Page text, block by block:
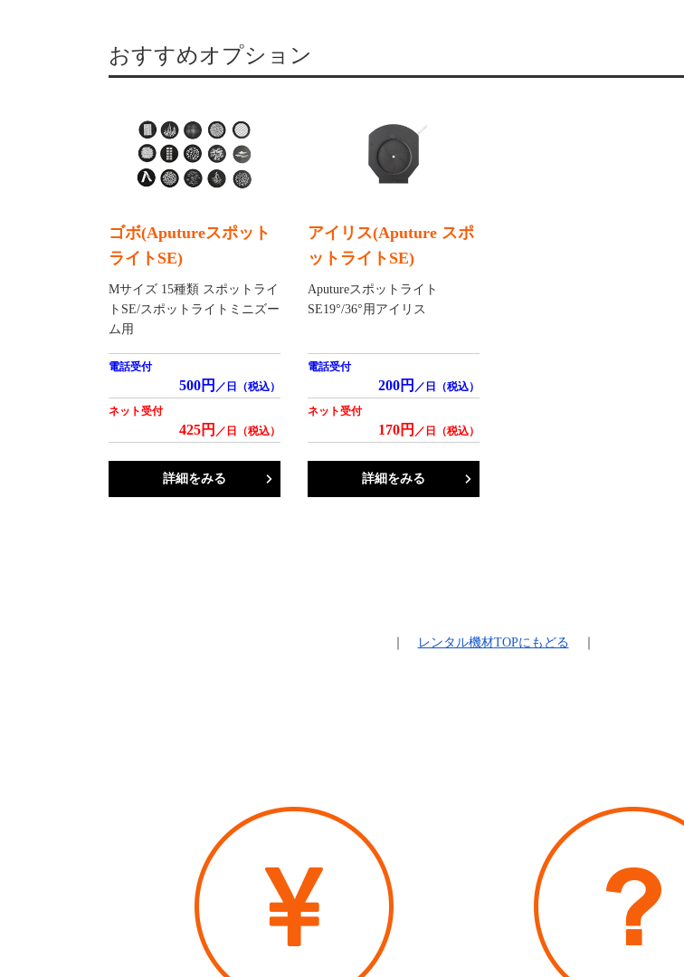
おすすめオプション
ゴボ(Aputureスポット
ライトSE)
Mサイズ 15種類 スポットライ
トSE/スポットライトミニズー
ム用
電話受付
500円 ／日（税込）
ネット受付
425円 ／日（税込）
詳細をみる
アイリス(Aputure スポ
ットライトSE)
Aputureスポットライト
SE19°/36°用アイリス
電話受付
200円 ／日（税込）
ネット受付
170円 ／日（税込）
詳細をみる
レンタル機材TOPにもどる